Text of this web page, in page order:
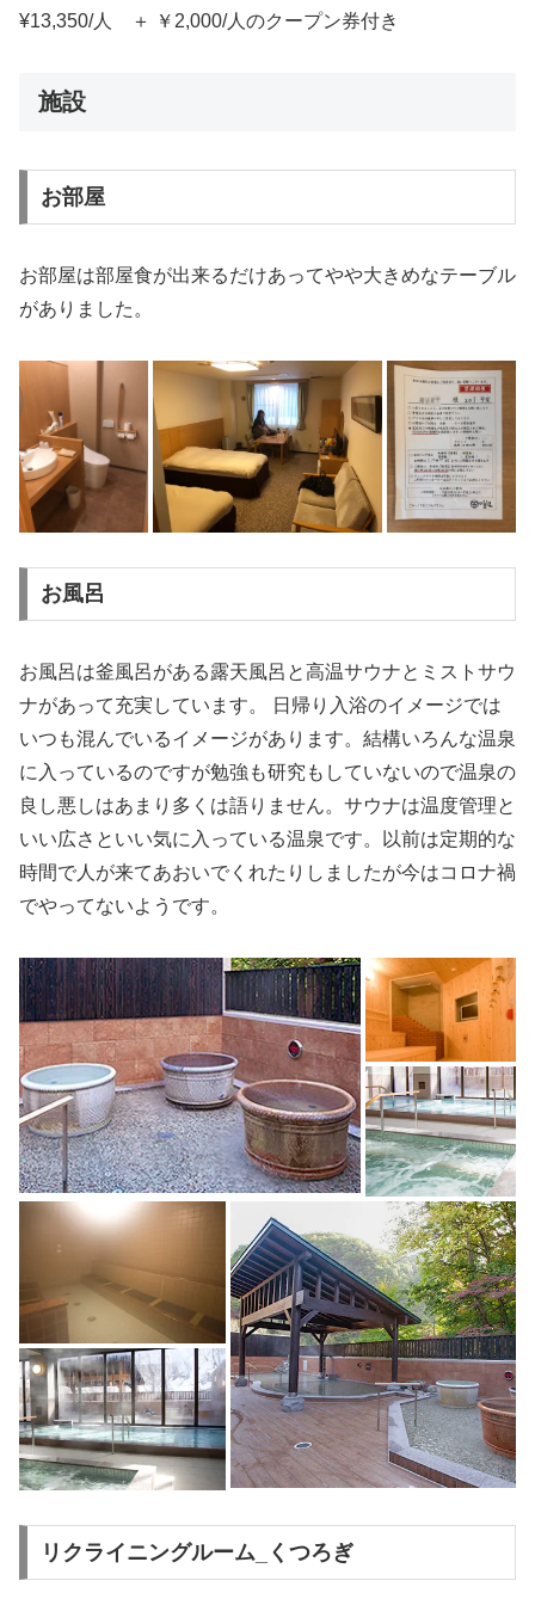
¥13,350/人 ＋ ￥2,000/人のクープン券付き
施設
お部屋
お部屋は部屋食が出来るだけあってやや大きめなテーブル
がありました。
お風呂
お風呂は釜風呂がある露天風呂と高温サウナとミストサウ
ナがあって充実しています。 日帰り入浴のイメージでは
いつも混んでいるイメージがあります。結構いろんな温泉
に入っているのですが勉強も研究もしていないので温泉の
良し悪しはあまり多くは語りません。サウナは温度管理と
いい広さといい気に入っている温泉です。以前は定期的な
時間で人が来てあおいでくれたりしましたが今はコロナ禍
でやってないようです。
リクライニングルーム_くつろぎ